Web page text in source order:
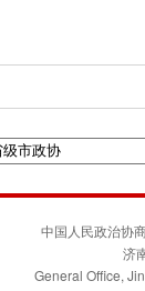
中国人民政治协
济
General Office,